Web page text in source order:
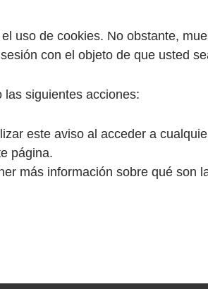
uso de cookies. No obstante,
con el objeto de que usted
siguientes acciones:
este aviso al acceder a
página.
más información sobre qué